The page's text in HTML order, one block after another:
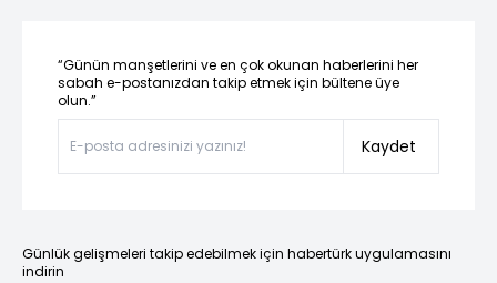
“Günün manşetlerini ve en çok okunan haberlerini her
sabah e-postanızdan takip etmek için bültene üye
olun.”
Kaydet
Günlük gelişmeleri takip edebilmek için habertürk uygulamasını
indirin